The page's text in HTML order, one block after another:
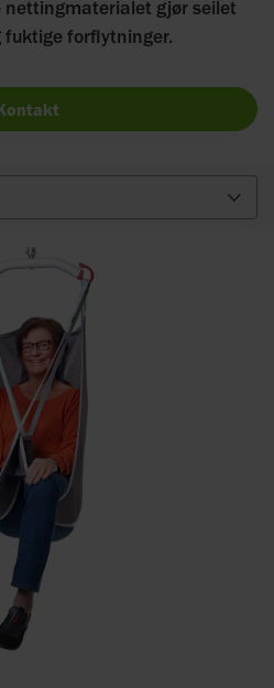
gjør seilet
fuktige forflytninger.